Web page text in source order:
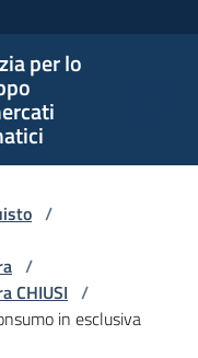
per lo
/
/
CHIUSI /
in esclusiva